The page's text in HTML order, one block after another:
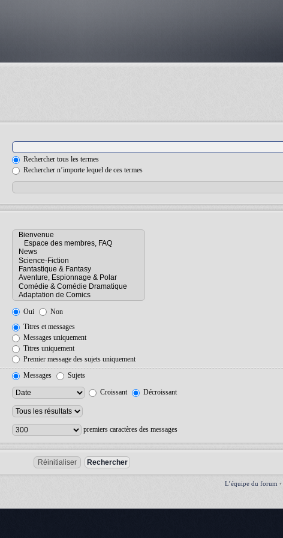
Rechercher tous les termes
Rechercher n’importe lequel de ces termes
Oui
Non
Titres et messages
Messages uniquement
Titres uniquement
Premier message des sujets uniquement
Messages
Sujets
Croissant Décroissant
premiers caractères des messages
L’équipe du forum •